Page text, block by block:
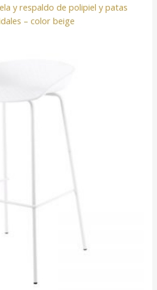
y respaldo de polipiel y patas
– color beige